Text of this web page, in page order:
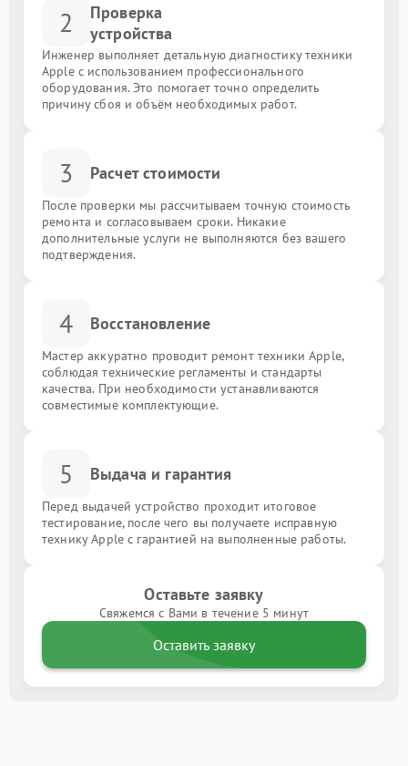
2
Проверка
устройства
Инженер выполняет детальную диагностику техники
Apple с использованием профессионального
оборудования. Это помогает точно определить
причину сбоя и объём необходимых работ.
3 Расчет стоимости
После проверки мы рассчитываем точную стоимость
ремонта и согласовываем сроки. Никакие
дополнительные услуги не выполняются без вашего
подтверждения.
4 Восстановление
Мастер аккуратно проводит ремонт техники Apple,
соблюдая технические регламенты и стандарты
качества. При необходимости устанавливаются
совместимые комплектующие.
5 Выдача и гарантия
Перед выдачей устройство проходит итоговое
тестирование, после чего вы получаете исправную
технику Apple с гарантией на выполненные работы.
Оставьте заявку
Свяжемся с Вами в течение 5 минут
Оставить заявку